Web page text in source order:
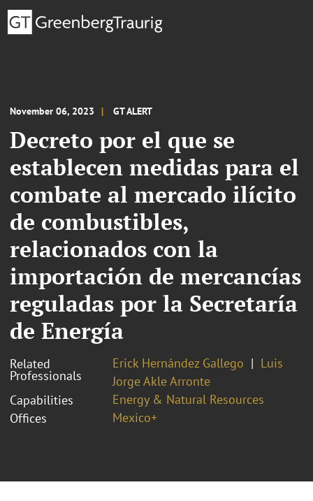
November 06, 2023 GT ALERT
Decreto por el que se
establecen medidas para el
combate al mercado ilícito
de combustibles,
relacionados con la
importación de mercancías
reguladas por la Secretaría
de Energía
Related
Professionals
Erick Hernández Gallego
Luis
Jorge Akle Arronte
Capabilities
Energy & Natural Resources
Offices
Mexico+